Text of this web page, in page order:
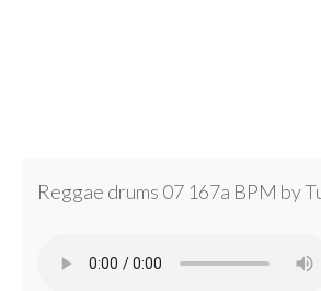
Reggae drums 07 167a BPM by